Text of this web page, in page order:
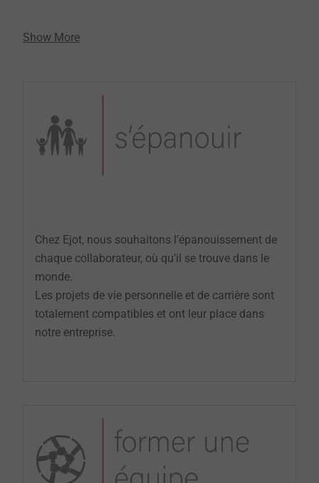
Show More
Chez Ejot, nous souhaitons l’épanouissement de
chaque collaborateur, où qu’il se trouve dans le
monde.
Les projets de vie personnelle et de carrière sont
totalement compatibles et ont leur place dans
notre entreprise.